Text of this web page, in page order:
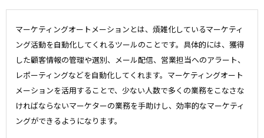
マーケティングオートメーションとは、煩雑化しているマーケティ
ング活動を自動化してくれるツールのことです。具体的には、獲得
した顧客情報の管理や選別、メール配信、営業担当へのアラート、
レポーティングなどを自動化してくれます。マーケティングオート
メーションを活用することで、少ない人数で多くの業務をこなさな
ければならないマーケターの業務を手助けし、効率的なマーケティ
ングができるようになります。